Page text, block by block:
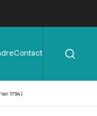
Contact
1794)